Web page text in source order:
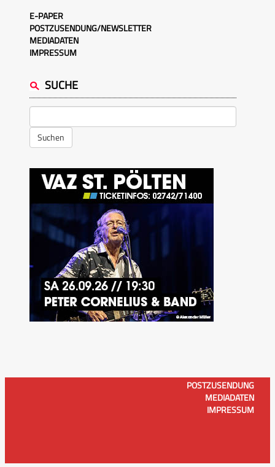
E-PAPER
POSTZUSENDUNG/NEWSLETTER
MEDIADATEN
IMPRESSUM
SUCHE
Suchen
POSTZUSENDUNG
MEDIADATEN
IMPRESSUM